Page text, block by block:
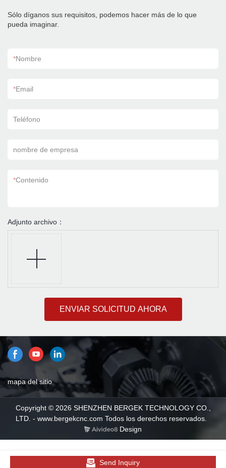
Sólo díganos sus requisitos, podemos hacer más de lo que
pueda imaginar.
*Nombre
*Email
Teléfono
nombre de empresa
*Contenido
Adjunto archivo：
ENVIAR SOLICITUD AHORA
mapa del sitio
Copyright © 2026 SHENZHEN BERGEK TECHNOLOGY CO.,
LTD. - www.bergekcnc.com Todos los derechos reservados.
Design
Send Inquiry